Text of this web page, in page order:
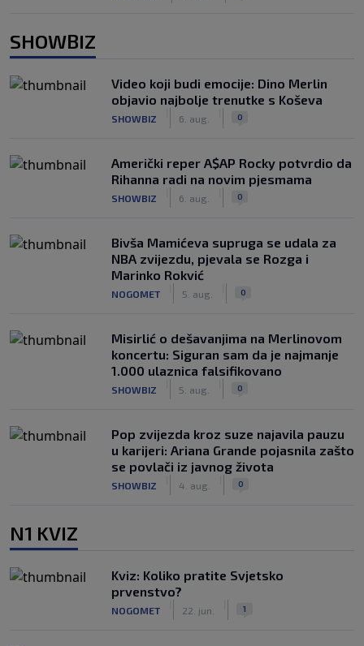
SHOWBIZ
Video koji budi emocije: Dino Merlin
objavio najbolje trenutke s Koševa
SHOWBIZ 6. aug. 0
Američki reper A$AP Rocky potvrdio da
Rihanna radi na novim pjesmama
SHOWBIZ 6. aug. 0
Bivša Mamićeva supruga se udala za
NBA zvijezdu, pjevala se Rozga i
Marinko Rokvić
NOGOMET 5. aug. 0
Misirlić o dešavanjima na Merlinovom
koncertu: Siguran sam da je najmanje
1.000 ulaznica falsifikovano
SHOWBIZ 5. aug. 0
Pop zvijezda kroz suze najavila pauzu
u karijeri: Ariana Grande pojasnila zašto
se povlači iz javnog života
SHOWBIZ 4. aug. 0
N1 KVIZ
Kviz: Koliko pratite Svjetsko
prvenstvo?
NOGOMET 22. jun. 1